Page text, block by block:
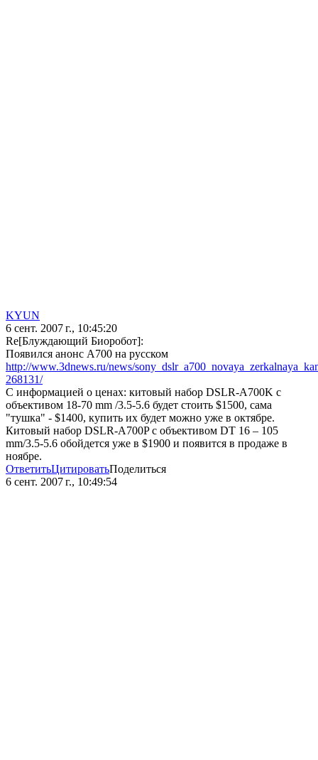
KYUN
6 сент. 2007 г., 10:45:20
Re[Блуждающий Биоробот]:
Появился анонс А700 на русском
http://www.3dnews.ru/news/
268131/
С информацией о ценах: китовый набор DSLR-A700K с
объективом 18-70 mm /3.5-5.6 будет стоить $1500, сама
"тушка" - $1400, купить их будет можно уже в октябре.
Китовый набор DSLR-A700P с объективом DT 16 – 105
mm/3.5-5.6 обойдется уже в $1900 и появится в продаже в
ноябре.
ОтветитьЦитироватьПоделиться
6 сент. 2007 г., 10:49:54